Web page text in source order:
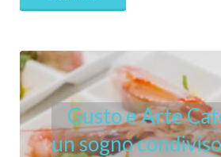
Gusto e Arte
un sogno